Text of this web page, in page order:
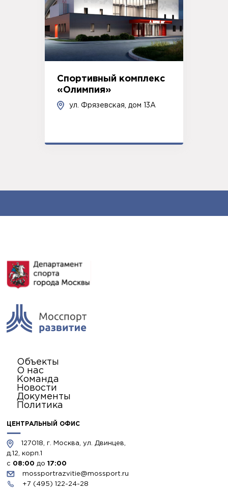
Спортивный комплекс
«Олимпия»
ул. Фрязевская, дом 13А
Объекты
О нас
Команда
Новости
Документы
Политика
ЦЕНТРАЛЬНЫЙ ОФИС
127018, г. Москва, ул. Двинцев,
д.12, корп.1
с 08:00 до17:00
mossportrazvitie@mossport.ru
+7 (495) 122-24-28